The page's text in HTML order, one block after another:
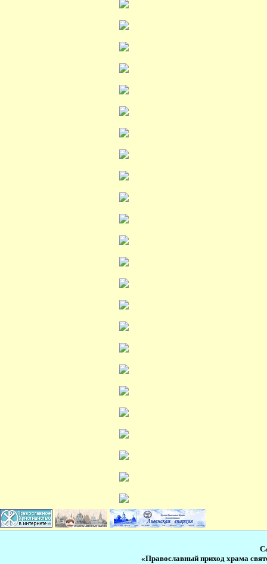
«Православный приход храма